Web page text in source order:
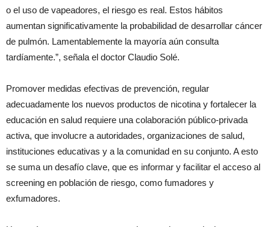
o el uso de vapeadores, el riesgo es real. Estos hábitos
aumentan significativamente la probabilidad de desarrollar cáncer
de pulmón. Lamentablemente la mayoría aún consulta
tardíamente.”, señala el doctor Claudio Solé.
Promover medidas efectivas de prevención, regular
adecuadamente los nuevos productos de nicotina y fortalecer la
educación en salud requiere una colaboración público-privada
activa, que involucre a autoridades, organizaciones de salud,
instituciones educativas y a la comunidad en su conjunto. A esto
se suma un desafío clave, que es informar y facilitar el acceso al
screening en población de riesgo, como fumadores y
exfumadores.